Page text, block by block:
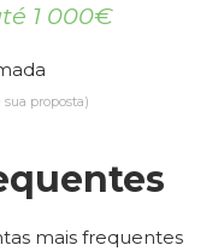
1 000€
proposta)
mais frequentes